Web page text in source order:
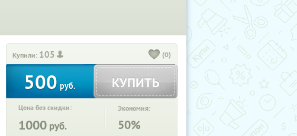
Купили: 105 (0)
500 руб. КУПИТЬ
Цена без скидки:
1000 руб.
Экономия:
50%